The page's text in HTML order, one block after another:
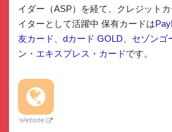
イダー（ASP）を経て、クレジット
イターとして活躍中 保有カードは
友カード
dカード GOLD
セゾンゴ
ン・エキスプレス・カードです。
Website